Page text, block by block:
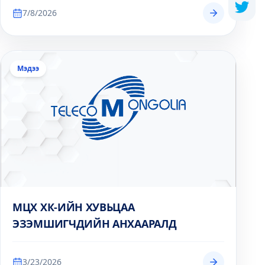
7/8/2026
Мэдээ
МЦХ ХК-ИЙН ХУВЬЦАА
ЭЗЭМШИГЧДИЙН АНХААРАЛД
3/23/2026